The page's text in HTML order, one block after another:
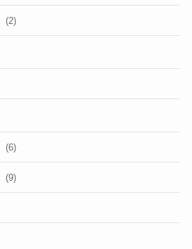
(2)
(6)
(9)